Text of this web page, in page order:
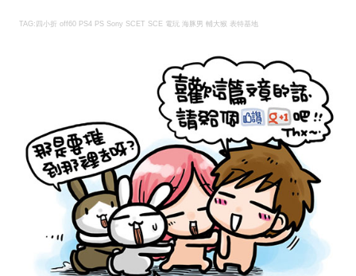
TAG:四小折 off60 PS4 PS Sony SCET SCE 電玩 海豚男 輔大猴 表特基地